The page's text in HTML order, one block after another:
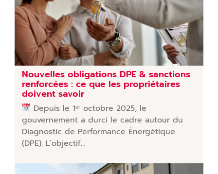
Nouvelles obligations DPE & sanctions
renforcées : ce que les propriétaires
doivent savoir
Depuis le 1ᵉʳ octobre 2025, le
gouvernement a durci le cadre autour du
Diagnostic de Performance Énergétique
(DPE). L’objectif…